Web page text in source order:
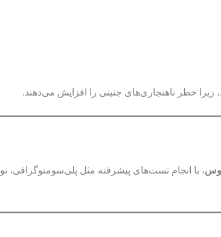
زیرا خطر ناهنجاری‌های جنینی را افزایش می‌دهند.
، با انجام تست‌های پیشرفته مثل پلی‌سومنوگرافی،